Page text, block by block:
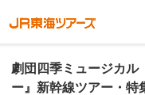
劇団四季ミュージカル
ー』新幹線ツアー・特